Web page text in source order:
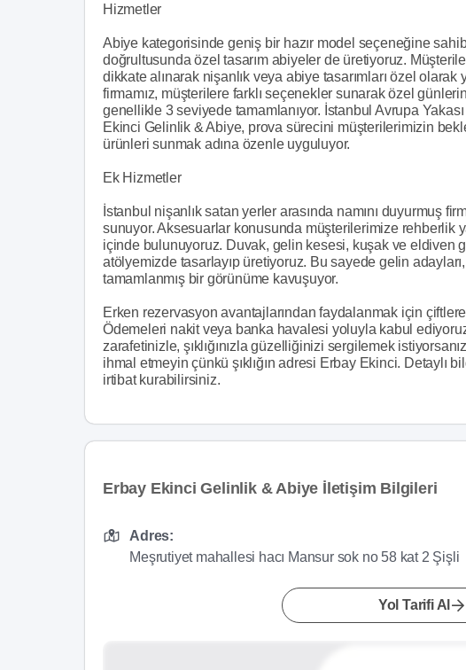
Hizmetler
Abiye kategorisinde geniş bir hazır model seçeneğine
doğrultusunda özel tasarım abiyeler de üretiyoruz.
dikkate alınarak nişanlık veya abiye tasarımları özel
firmamız, müşterilere farklı seçenekler sunarak özel günlerini
genellikle 3 seviyede tamamlanıyor. İstanbul Avrupa
Ekinci Gelinlik & Abiye, prova sürecini müşterilerimizin
ürünleri sunmak adına özenle uyguluyor.
Ek Hizmetler
İstanbul nişanlık satan yerler arasında namını duyurmuş
sunuyor. Aksesuarlar konusunda müşterilerimize rehberlik
içinde bulunuyoruz. Duvak, gelin kesesi, kuşak ve eldiven
atölyemizde tasarlayıp üretiyoruz. Bu sayede gelin
tamamlanmış bir görünüme kavuşuyor.
Erken rezervasyon avantajlarından faydalanmak için
Ödemeleri nakit veya banka havalesi yoluyla kabul
zarafetinizle, şıklığınızla güzelliğinizi sergilemek
ihmal etmeyin çünkü şıklığın adresi Erbay Ekinci. Detaylı
irtibat kurabilirsiniz.
Erbay Ekinci Gelinlik & Abiye İletişim Bilgileri
Adres:
Meşrutiyet mahallesi hacı Mansur sok no 58 kat 2 Şişli
Yol Tarifi Al